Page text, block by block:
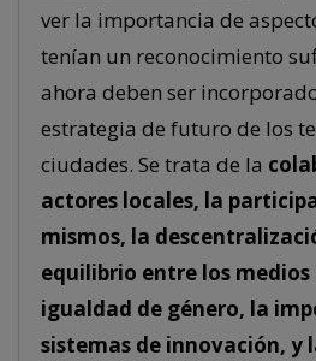
ver la importancia de
tenían un reconocimiento
ahora deben ser
estrategia de futuro de los
ciudades. Se trata de la
actores locales, la
mismos, la
equilibrio entre los
igualdad de género, la
sistemas de innovación, y